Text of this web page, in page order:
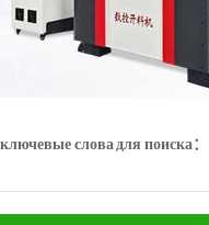
ключевые слова для поиска：